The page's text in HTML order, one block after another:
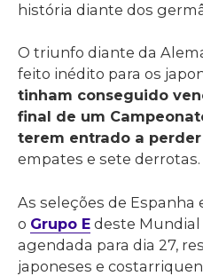
história diante dos
O triunfo diante da
feito inédito para os
tinham conseguido
final de um
terem entrado a perder
empates e sete derrotas.
As seleções de Espanha
o Grupo E deste Mundial
agendada para dia 27,
japoneses e